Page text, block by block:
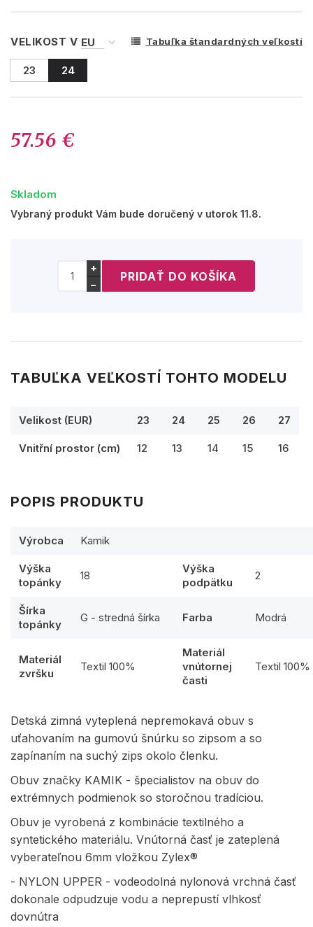
VELIKOST V Tabuľka štandardných veľkostí
23 24
57.56 €
Skladom
Vybraný produkt Vám bude doručený v utorok 11.8.
+
−
TABUĽKA VEĽKOSTÍ TOHTO MODELU
Velikost (EUR) 23 24 25 26 27
Vnitřní prostor (cm) 12 13 14 15 16
POPIS PRODUKTU
Výrobca Kamik
Výška
topánky
18
Výška
podpätku
2
Šírka
topánky
G - stredná šírka Farba Modrá
Materiál
zvršku
Textil 100%
Materiál
vnútornej
časti
Textil 100%
Detská zimná vyteplená nepremokavá obuv s
uťahovaním na gumovú šnúrku so zipsom a so
zapínaním na suchý zips okolo členku.
Obuv značky KAMIK - špecialistov na obuv do
extrémnych podmienok so storočnou tradíciou.
Obuv je vyrobená z kombinácie textilného a
syntetického materiálu. Vnútorná časť je zateplená
vyberateľnou 6mm vložkou Zylex®
- NYLON UPPER - vodeodolná nylonová vrchná časť
dokonale odpudzuje vodu a neprepustí vlhkosť
dovnútra